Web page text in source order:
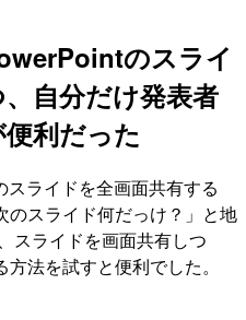
のスライ
自分だけ発表者
利だった
ライドを全画面共有する
のスライド何だっけ？」と地
スライドを画面共有しつ
法を試すと便利でした。